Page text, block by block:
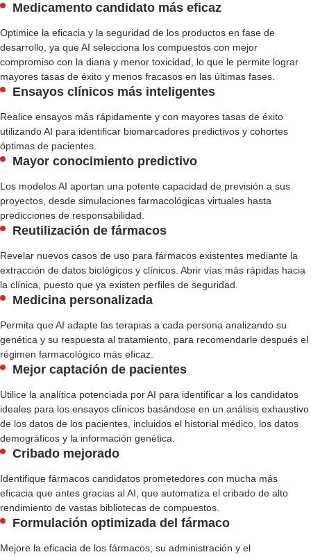
Medicamento candidato más eficaz
Optimice la eficacia y la seguridad de los productos en fase de
desarrollo, ya que AI selecciona los compuestos con mejor
compromiso con la diana y menor toxicidad, lo que le permite lograr
mayores tasas de éxito y menos fracasos en las últimas fases.
Ensayos clínicos más inteligentes
Realice ensayos más rápidamente y con mayores tasas de éxito
utilizando AI para identificar biomarcadores predictivos y cohortes
óptimas de pacientes.
Mayor conocimiento predictivo
Los modelos AI aportan una potente capacidad de previsión a sus
proyectos, desde simulaciones farmacológicas virtuales hasta
predicciones de responsabilidad.
Reutilización de fármacos
Revelar nuevos casos de uso para fármacos existentes mediante la
extracción de datos biológicos y clínicos. Abrir vías más rápidas hacia
la clínica, puesto que ya existen perfiles de seguridad.
Medicina personalizada
Permita que AI adapte las terapias a cada persona analizando su
genética y su respuesta al tratamiento, para recomendarle después el
régimen farmacológico más eficaz.
Mejor captación de pacientes
Utilice la analítica potenciada por AI para identificar a los candidatos
ideales para los ensayos clínicos basándose en un análisis exhaustivo
de los datos de los pacientes, incluidos el historial médico, los datos
demográficos y la información genética.
Cribado mejorado
Identifique fármacos candidatos prometedores con mucha más
eficacia que antes gracias al AI, que automatiza el cribado de alto
rendimiento de vastas bibliotecas de compuestos.
Formulación optimizada del fármaco
Mejore la eficacia de los fármacos, su administración y el